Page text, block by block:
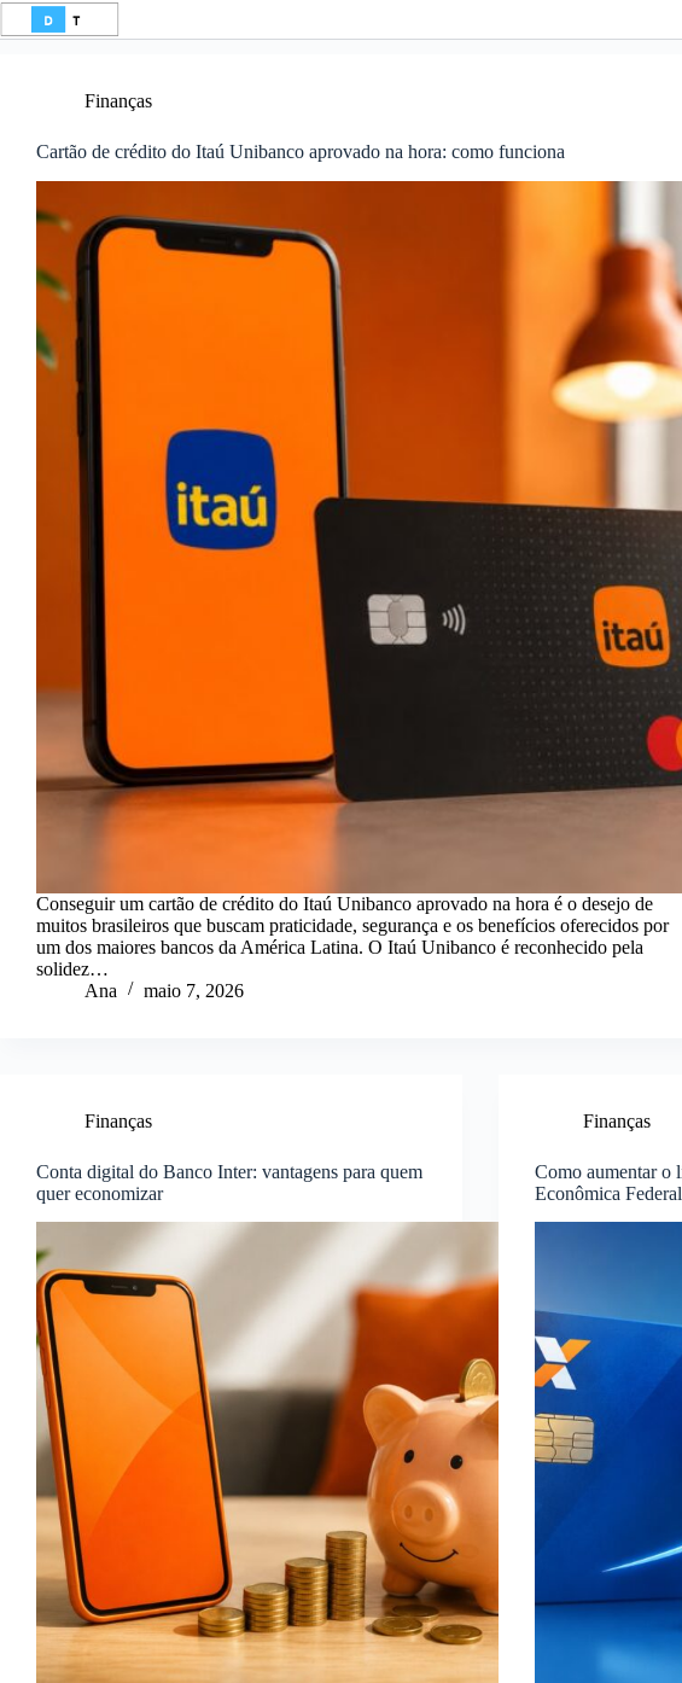
Pular
para
Finanças
Cartão de crédito do Itaú Unibanco aprovado na hora: como funciona
Conseguir um cartão de crédito do Itaú Unibanco aprovado na hora é o desejo de
muitos brasileiros que buscam praticidade, segurança e os benefícios oferecidos por
um dos maiores bancos da América Latina. O Itaú Unibanco é reconhecido pela
solidez…
Ana
maio 7, 2026
Finanças
Conta digital do Banco Inter: vantagens para quem
quer economizar
Finanças
Como aumentar o
Econômica Federal